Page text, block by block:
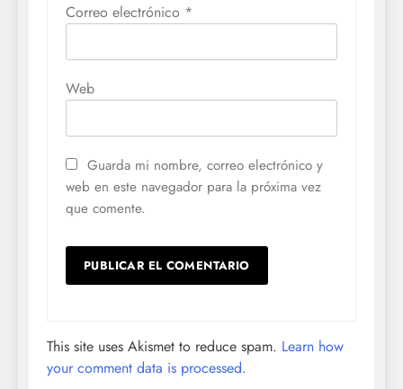
Correo electrónico *
Web
Guarda mi nombre, correo electrónico y
web en este navegador para la próxima vez
que comente.
This site uses Akismet to reduce spam. Learn how
your comment data is processed.